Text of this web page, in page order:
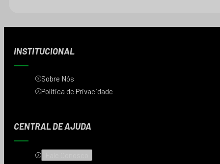
INSTITUCIONAL
Sobre Nós
Política de Privacidade
CENTRAL DE AJUDA